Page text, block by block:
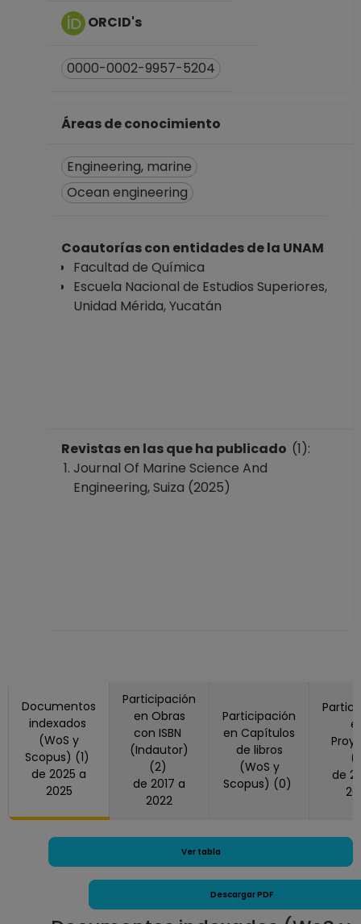
ORCID's
0000-0002-9957-5204
Áreas de conocimiento
Engineering, marine
Ocean engineering
Coautorías con entidades de la UNAM
Facultad de Química
Escuela Nacional de Estudios Superiores,
Unidad Mérida, Yucatán
Revistas en las que ha publicado (1):
Journal Of Marine Science And
Engineering, Suiza (2025)
Documentos
indexados
(WoS y
Scopus) (1)
de 2025 a
2025
Participación
en Obras
con ISBN
(Indautor)
(2)
de 2017 a
2022
Participación
en Capítulos
de libros
(WoS y
Scopus) (0)
de 2022 a
Ver tabla
Descargar PDF